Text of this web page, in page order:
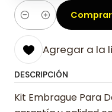
Cantidad
Agregar a la
DESCRIPCIÓN
Kit Embrague Para